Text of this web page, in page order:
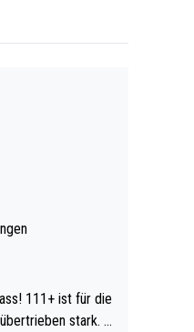
die
stark. U